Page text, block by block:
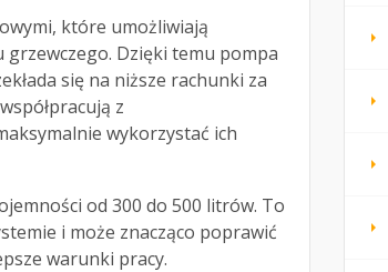
które umożliwiają
Dzięki temu pompa
się na niższe rachunki za
z
wykorzystać ich
od 300 do 500 litrów. To
i może znacząco poprawić
warunki pracy.